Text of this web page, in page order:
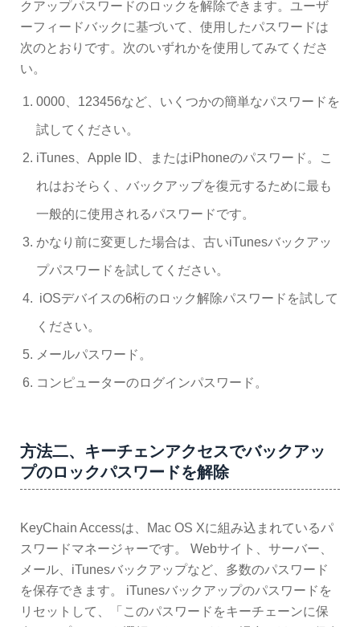
クアップパスワードのロックを解除できます。ユーザ
ーフィードバックに基づいて、使用したパスワードは
次のとおりです。次のいずれかを使用してみてくださ
い。
0000、123456など、いくつかの簡単なパスワードを
試してください。
iTunes、Apple ID、またはiPhoneのパスワード。こ
れはおそらく、バックアップを復元するために最も
一般的に使用されるパスワードです。
かなり前に変更した場合は、古いiTunesバックアッ
プパスワードを試してください。
iOSデバイスの6桁のロック解除パスワードを試して
ください。
メールパスワード。
コンピューターのログインパスワード。
方法二、キーチェンアクセスでバックアッ
プのロックパスワードを解除
KeyChain Accessは、Mac OS Xに組み込まれているパ
スワードマネージャーです。 Webサイト、サーバー、
メール、iTunesバックアップなど、多数のパスワード
を保存できます。 iTunesバックアップのパスワードを
リセットして、「このパスワードをキーチェーンに保